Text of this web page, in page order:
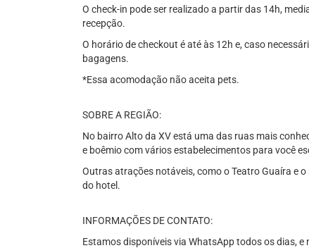
O check-in pode ser realizado a partir das 14h,
recepção.
O horário de checkout é até às 12h e, caso
bagagens.
*Essa acomodação não aceita pets.
SOBRE A REGIÃO:
No bairro Alto da XV está uma das ruas mais
e boêmio com vários estabelecimentos para você
Outras atrações notáveis, como o Teatro Guaíra e
do hotel.
INFORMAÇÕES DE CONTATO:
Estamos disponíveis via WhatsApp todos os dias,